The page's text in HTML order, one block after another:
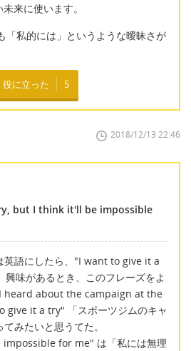
来に使います。
私的には」というような曖昧さが
役に立った 5
2018/12/13 22:46
but I think it'll be impossible
英語にしたら、"I want to give it a
味があるとき、このフレーズをよ
heard about the campaign at the
it a try" 「スポーツジムのキャ
みたいと思うてた。
for me" は「私には無理